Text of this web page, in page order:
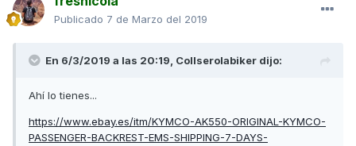
Publicado 7 de Marzo del 2019
En 6/3/2019 a las 20:19, Collserolabiker dijo:
Ahí lo tienes...
https://www.ebay.es/itm/KYMCO-AK550-ORIGINAL-KYMCO-
PASSENGER-BACKREST-EMS-SHIPPING-7-DAYS-